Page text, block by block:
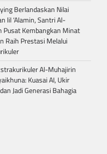
Berlandaskan Nilai
lil ‘Alamin, Santri Al-
Pusat Kembangkan Minat
Raih Prestasi Melalui
Al-Muhajirin
Kuasai AI, Ukir
Jadi Generasi Bahagia